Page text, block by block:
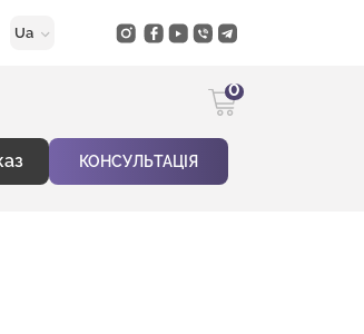
Ua
0
КОНСУЛЬТАЦІЯ